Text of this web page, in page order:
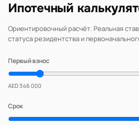
Ипотечный
Ориентировочный расчёт. Реальная
статуса резидентства и
Первый взнос
AED 346 000
Срок